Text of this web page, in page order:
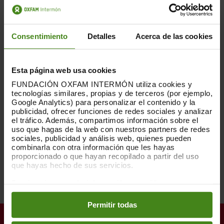
Consentimiento Detalles Acerca de las cookies
Esta página web usa cookies
FUNDACIÓN OXFAM INTERMÓN utiliza cookies y
tecnologías similares, propias y de terceros (por ejemplo,
Google Analytics) para personalizar el contenido y la
publicidad, ofrecer funciones de redes sociales y analizar
el tráfico. Además, compartimos información sobre el
uso que hagas de la web con nuestros partners de redes
sociales, publicidad y análisis web, quienes pueden
combinarla con otra información que les hayas
proporcionado o que hayan recopilado a partir del uso
que hayas hecho de sus servicios.
preferencias accediendo a nuestraPolítica de Cookieso
en los botones facilitados a continuación:
Permitir todas
de Oxfam Intermón desde 2015.
4.000.000
personas se han visto obligadas a
dejar su hogar desde que comenzó